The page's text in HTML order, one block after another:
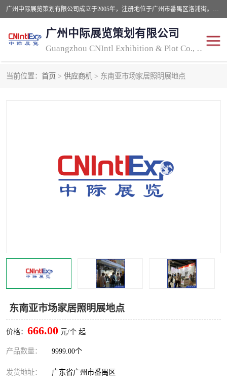
广州中际展览策划有限公司成立于2005年，注册地位于广州市番禺区洛浦街。经营范围包括会议及展览服务，大型活动组织策划服务，展台设计服务，广告业等；主要从事国外广告、标识、印花、LED、照明、光电、灯光、音响、视听、电子展览会等，展位预定-展品运输-签证-行程安排-补贴一站式服务。
广州中际展览策划有限公司
Guangzhou CNIntl Exhibition & Plot Co., Ltd.
当前位置： 首页 > 供应商机 > 东南亚市场家居照明展地点
东南亚市场家居照明展地点
价格： 666.00 元/个 起
产品数量： 9999.00个
发货地址： 广东省广州市番禺区
2025年国外广告标识展 2025年国内中国香港照明
展